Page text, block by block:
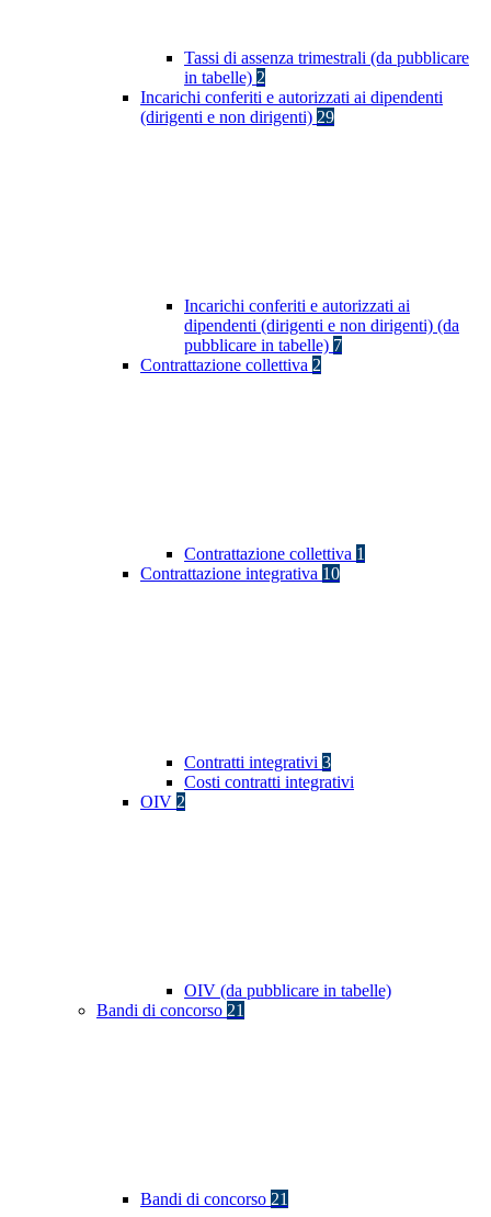
Tassi di assenza trimestrali (da pubblicare
in tabelle) 2
Incarichi conferiti e autorizzati ai dipendenti
(dirigenti e non dirigenti) 29
Incarichi conferiti e autorizzati ai
dipendenti (dirigenti e non dirigenti) (da
pubblicare in tabelle) 7
Contrattazione collettiva 2
Contrattazione collettiva 1
Contrattazione integrativa 10
Contratti integrativi 3
Costi contratti integrativi
OIV 2
OIV (da pubblicare in tabelle)
Bandi di concorso 21
Bandi di concorso 21